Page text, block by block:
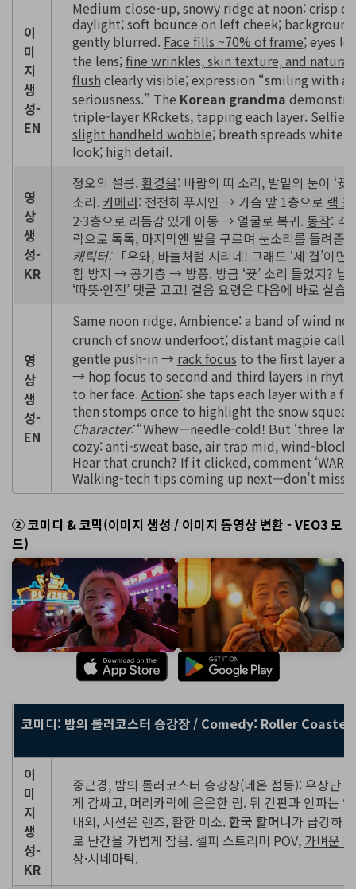
이
미
지
생
성-
EN
Medium close-up, snowy ridge at noon: crisp
daylight; soft bounce on left cheek;
gently blurred. Face fills ~70% of frame; eyes
the lens;fine wrinkles, skin texture, and natural
flush clearly visible; expression “smiling with a
seriousness.” The Korean grandma
triple-layer KRckets, tapping each layer. Selfie
slight handheld wobble; breath spreads white.
look; high detail.
영
상
생
성-
KR
정오의 설릉. 환경음: 바람의 띠 소리, 발밑의 눈이 ‘뀻
소리. 카메라: 천천히 푸시인 → 가슴 앞 1층으로 랙
2·3층으로 리듬감 있게 이동 → 얼굴로 복귀. 동작: 각
락으로 톡톡, 마지막엔 발을 구르며 눈소리를 들려줌.
캐릭터:「우와, 바늘처럼 시리네! 그래도 ‘세 겹’이면
힘 방지 → 공기층 → 방풍. 방금 ‘뀻’ 소리 들었지? 납
‘따뜻·안전’ 댓글 고고! 걸음 요령은 다음에 바로 실습!
영
상
생
성-
EN
Same noon ridge.Ambience: a band of wind
crunch of snow underfoot; distant magpie call.
gentle push-in → rack focus to the first layer at
→ hop focus to second and third layers in
to her face.Action: she taps each layer with a
then stomps once to highlight the snow
Character:“Whew—needle-cold! But ‘three
cozy: anti-sweat base, air trap mid, wind-block
Hear that crunch? If it clicked, comment ‘WARM
Walking-tech tips coming up next—don’t miss
② 코미디 & 코믹(이미지 생성 / 이미지 동영상 변환 - VEO3 모
드)
코미디: 밤의 롤러코스터 승강장 / Comedy: Roller
이
미
지
생
성-
KR
중근경, 밤의 롤러코스터 승강장(네온 점등): 우상단
게 감싸고, 머리카락에 은은한 림. 뒤 간판과 인파는
내외, 시선은 렌즈, 환한 미소.한국 할머니가 급강하
로 난간을 가볍게 잡음. 셀피 스트리머 POV, 가벼운
상·시네마틱.